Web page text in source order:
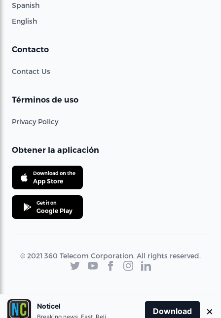
Spanish
English
Contacto
Contact Us
Términos de uso
Privacy Policy
Obtener la aplicación
Download on the
App Store
Get it on
Google Play
© 2021 360 Telecom Corporation. All rights reserved.
Noticel
Download ×